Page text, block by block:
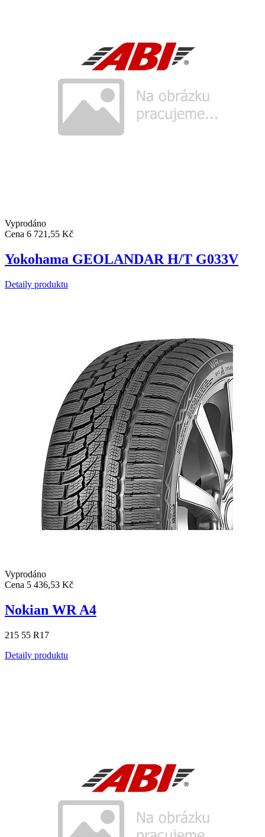
Vyprodáno
Cena 6 721,55 Kč
Yokohama GEOLANDAR H/T G033V
Detaily produktu
Vyprodáno
Cena 5 436,53 Kč
Nokian WR A4
215 55 R17
Detaily produktu